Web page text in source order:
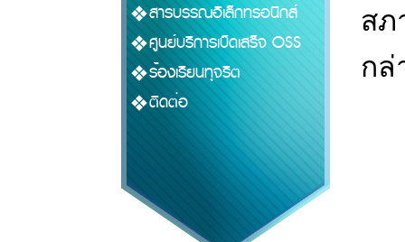
สารบรรณอิเล็กทรอนิกส์
ศูนย์บริการเบ็ดเสร็จ OSS
ร้องเรียนทุจริต
ติดต่อ
สภ
กล่